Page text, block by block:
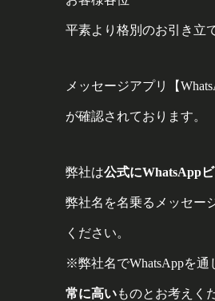
平素より格別のお引き立
メッセージアプリ【
が確認されております。
弊社は公式にWhatsApp
弊社名を名乗るメッセー
ください。
※弊社名でWhatsAppを通
常に高いものとお考えく